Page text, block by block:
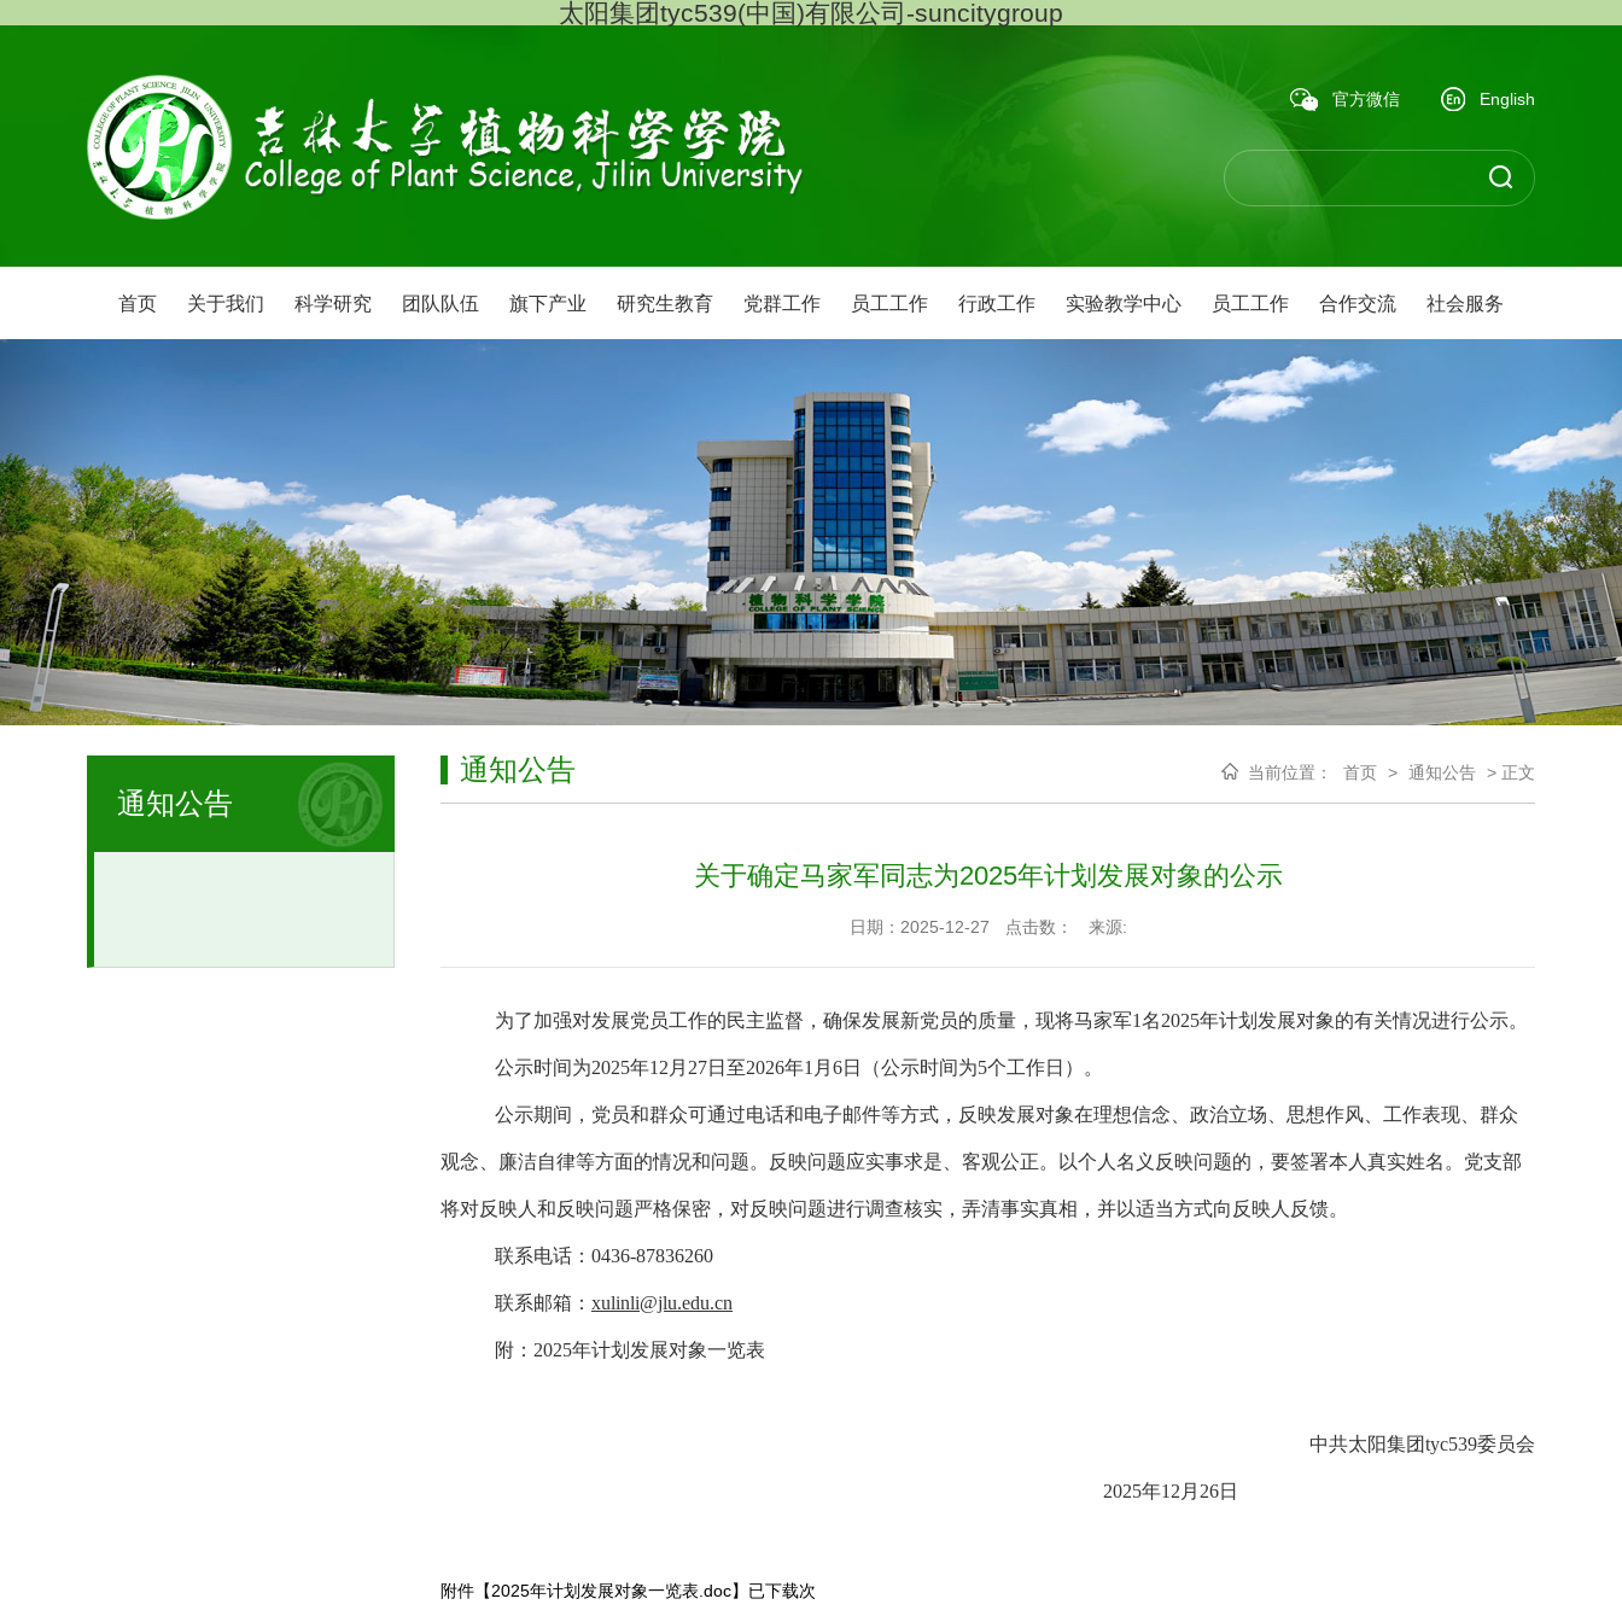
太阳集团tyc539(中国)有限公司-suncitygroup
官方微信 English
首页 关于我们 科学研究 团队队伍 旗下产业 研究生教育 党群工作 员工工作 行政工作 实验教学中心 员工工作 合作交流 社会服务
通知公告
通知公告 当前位置： 首页 > 通知公告 > 正文
关于确定马家军同志为2025年计划发展对象的公示
日期：2025-12-27 点击数： 来源:
为了加强对发展党员工作的民主监督，确保发展新党员的质量，现将马家军1名2025年计划发展对象的有关情况进行公示。
公示时间为2025年12 月 27日至2026年1 月 6日（公示时间为5个工作日）。
公示期间，党员和群众可通过电话和电子邮件等方式，反映发展对象在理想信念、政治立场、思想作风、工作表现、群众
观念、廉洁自律等方面的情况和问题。反映问题应实事求是、客观公正。以个人名义反映问题的，要签署本人真实姓名。党支部
将对反映人和反映问题严格保密，对反映问题进行调查核实，弄清事实真相，并以适当方式向反映人反馈。
联系电话：0436-87836260
联系邮箱： xulinli@jlu.edu.cn
附： 2025年计划发展对象一览表
中共太阳集团tyc539委员会
2025年12 月 26日
附件【2025年计划发展对象一览表.doc】已下载次